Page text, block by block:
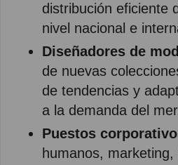
distribución eficiente
nivel nacional e
Diseñadores de
de nuevas
de tendencias y
a la demanda del
Puestos
humanos, marketing,